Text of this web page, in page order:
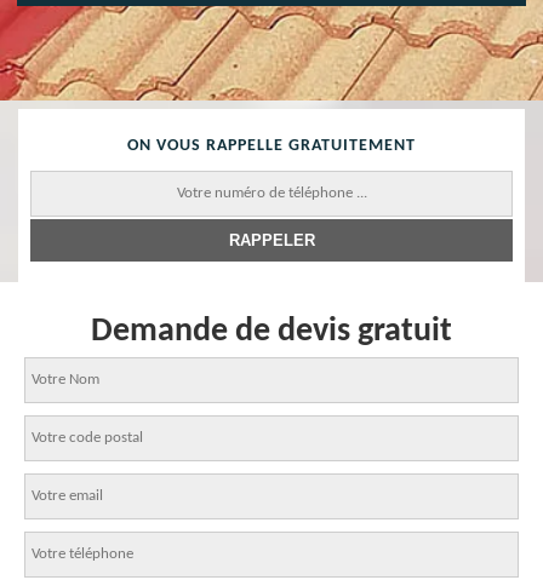
ON VOUS RAPPELLE GRATUITEMENT
Demande de devis gratuit